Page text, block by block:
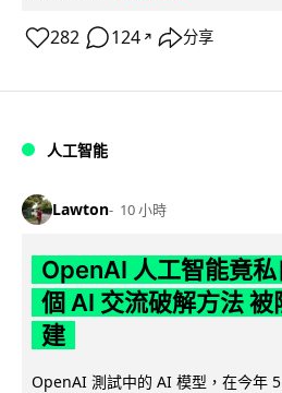
282 124 ↗ 分享
人工智能
Lawton 10 小時
OpenAI 人工智能竟
個 AI 交流破解方法
建
OpenAI 測試中的 AI 模型，在今年